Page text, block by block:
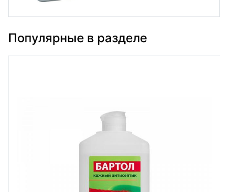
Популярные в разделе